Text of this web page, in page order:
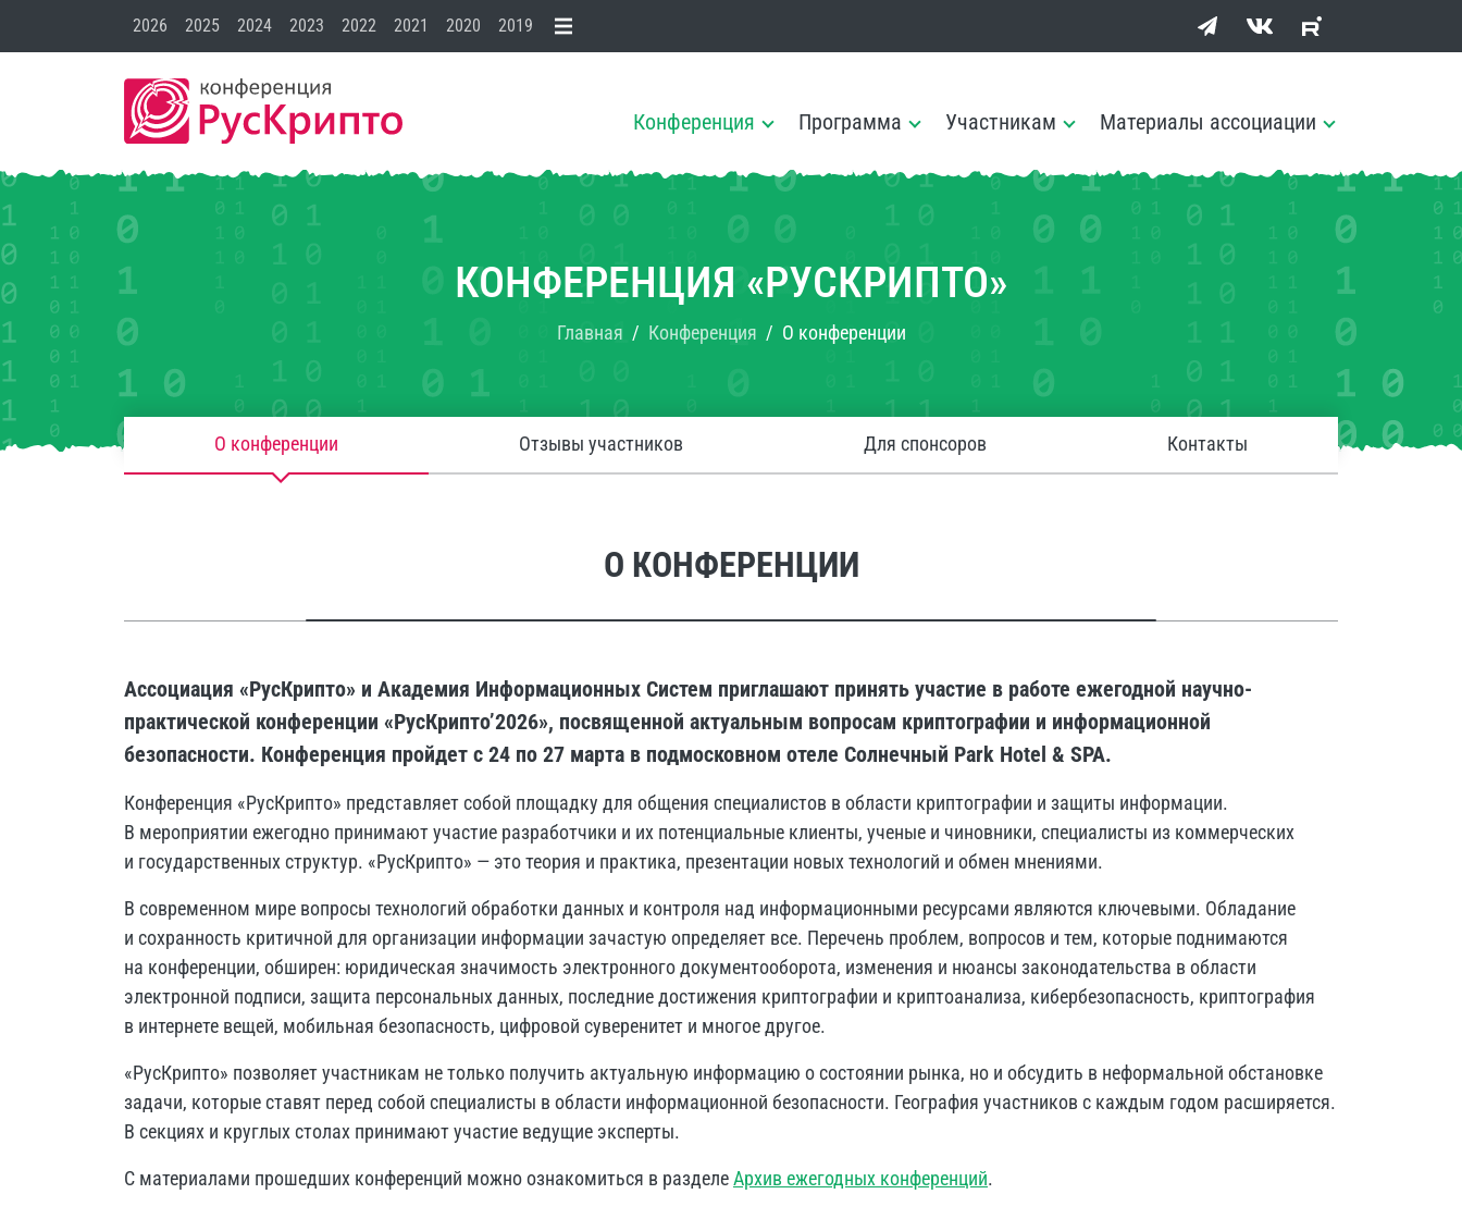
2026 2025 2024 2023 2022 2021 2020 2019
Конференция Программа Участникам Материалы ассоциации
КОНФЕРЕНЦИЯ «РУСКРИПТО»
Главная Конференция О конференции
О конференции Отзывы участников Для спонсоров Контакты
О КОНФЕРЕНЦИИ
Ассоциация «РусКрипто» и Академия Информационных Систем приглашают принять участие в работе ежегодной научно-
практической конференции «РусКрипто’2026», посвященной актуальным вопросам криптографии и информационной
безопасности. Конференция пройдет с 24 по 27 марта в подмосковном отеле Солнечный Park Hotel & SPA.
Конференция «РусКрипто» представляет собой площадку для общения специалистов в области криптографии и защиты информации.
В мероприятии ежегодно принимают участие разработчики и их потенциальные клиенты, ученые и чиновники, специалисты из коммерческих
и государственных структур. «РусКрипто» — это теория и практика, презентации новых технологий и обмен мнениями.
В современном мире вопросы технологий обработки данных и контроля над информационными ресурсами являются ключевыми. Обладание
и сохранность критичной для организации информации зачастую определяет все. Перечень проблем, вопросов и тем, которые поднимаются
на конференции, обширен: юридическая значимость электронного документооборота, изменения и нюансы законодательства в области
электронной подписи, защита персональных данных, последние достижения криптографии и криптоанализа, кибербезопасность, криптография
в интернете вещей, мобильная безопасность, цифровой суверенитет и многое другое.
«РусКрипто» позволяет участникам не только получить актуальную информацию о состоянии рынка, но и обсудить в неформальной обстановке
задачи, которые ставят перед собой специалисты в области информационной безопасности. География участников с каждым годом расширяется.
В секциях и круглых столах принимают участие ведущие эксперты.
С материалами прошедших конференций можно ознакомиться в разделеАрхив ежегодных конференций.